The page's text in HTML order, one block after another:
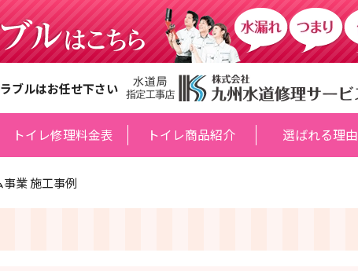
ブルはお任せ下さい
トイレ修理料金表 トイレ商品紹介 選ばれる理由
事業 施工事例